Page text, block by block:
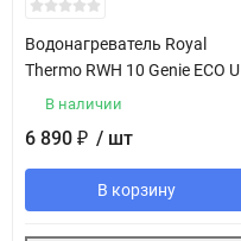
Водонагреватель Royal
Thermo RWH 10 Genie ECO U
В наличии
6 890 ₽ / шт
В корзину